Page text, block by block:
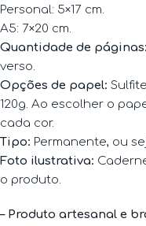
Personal: 5×17 cm.
A5: 7×20 cm.
Quantidade de páginas:
verso.
Opções de papel:
120g. Ao escolher o
cada cor.
Tipo: Permanente, ou
Foto ilustrativa:
o produto.
– Produto artesanal e